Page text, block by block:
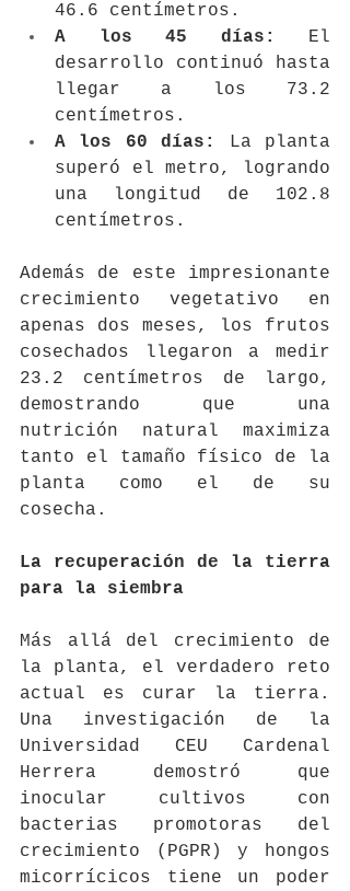
46.6 centímetros.
A los 45 días:
El
desarrollo continuó hasta
llegar a los 73.2
centímetros.
A los 60 días:
La planta
superó el metro, logrando
una longitud de 102.8
centímetros.
Además de este impresionante
crecimiento vegetativo en
apenas dos meses, los frutos
cosechados llegaron a medir
23.2 centímetros de largo,
demostrando que una
nutrición natural maximiza
tanto el tamaño físico de la
planta como el de su
cosecha.
La recuperación de la tierra
para la siembra
Más allá del crecimiento de
la planta, el verdadero reto
actual es curar la tierra.
Una investigación de la
Universidad CEU Cardenal
Herrera demostró que
inocular cultivos con
bacterias promotoras del
crecimiento (PGPR) y hongos
micorrícicos tiene un poder